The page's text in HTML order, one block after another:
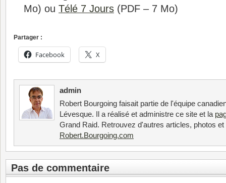
Mo) ou Télé 7 Jours (PDF – 7 Mo)
Partager :
Facebook X
admin
Robert Bourgoing faisait partie de l'équipe
Lévesque. Il a réalisé et administre ce site et la
Grand Raid. Retrouvez d'autres articles, photos
Robert.Bourgoing.com
Pas de commentaire